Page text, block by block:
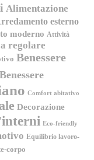
Alimentazione
esterno
moderno Attività
regolare
Benessere
Benessere
Comfort abitativo
Decorazione
Eco-friendly
Equilibrio lavoro-
corpo